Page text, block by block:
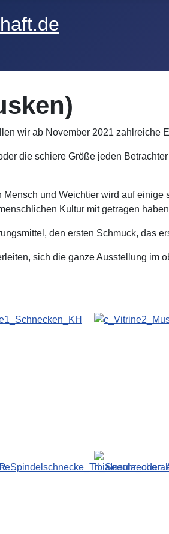
wir ab November 2021
die schiere Größe jeden
und Weichtier wird auf
Kultur mit getragen
den ersten Schmuck, das
sich die ganze Ausstellung im